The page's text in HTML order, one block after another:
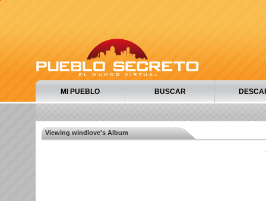
MI PUEBLO BUSCAR
Viewing windlove's Album